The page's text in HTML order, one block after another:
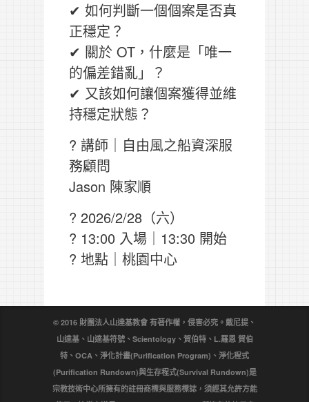
✔ 如何判斷一個個案是否真
正穩定？
✔ 關於 OT，什麼是「唯一
的偏差錯亂」？
✔ 又該如何讓個案獲得並維
持穩定狀態？
? 講師｜自由風之船資深服
務顧問
Jason 陳家順
? 2026/2/28（六）
? 13:00 入場｜13:30 開始
? 地點｜桃園中心
© 2016 財團法人山達基教會 有著作權，侵害必究。戴尼提、
山達基、山達基符號、Scientology、賀伯特、L.羅恩 賀伯
特、OCA、淨化計畫(Purification Program)、淨化程式
(Purification Rundown)與生存程式(Survival Rundown)是
宗教技術中心所擁有的註冊商標與服務標誌，須經其允許方能